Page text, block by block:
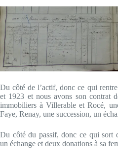
Du côté de l’actif, donc ce qui
et 1923 et nous avons son contrat
immobiliers à Villerable et Rocé,
Faye, Renay, une succession, un
Du côté du passif, donc ce qui sort
un échange et deux donations à sa